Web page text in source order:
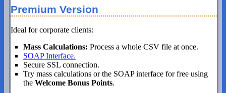
Premium Version
Ideal for corporate clients:
Mass Calculations: Process a whole CSV file at once.
SOAP Interface.
Secure SSL connection.
Try mass calculations or the SOAP interface for free using
the Welcome Bonus Points.